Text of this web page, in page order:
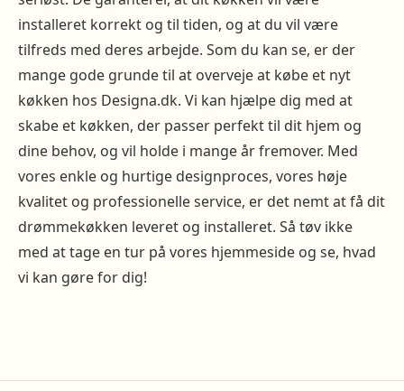
installeret korrekt og til tiden, og at du vil være
tilfreds med deres arbejde. Som du kan se, er der
mange gode grunde til at overveje at købe et nyt
køkken hos Designa.dk. Vi kan hjælpe dig med at
skabe et køkken, der passer perfekt til dit hjem og
dine behov, og vil holde i mange år fremover. Med
vores enkle og hurtige designproces, vores høje
kvalitet og professionelle service, er det nemt at få dit
drømmekøkken leveret og installeret. Så tøv ikke
med at tage en tur på vores hjemmeside og se, hvad
vi kan gøre for dig!